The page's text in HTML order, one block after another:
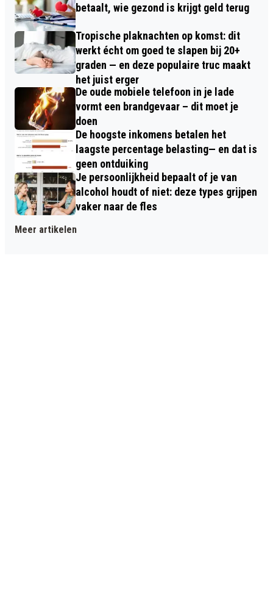
betaalt, wie gezond is krijgt geld terug
Tropische plaknachten op komst: dit
werkt écht om goed te slapen bij 20+
graden — en deze populaire truc maakt
het juist erger
De oude mobiele telefoon in je lade
vormt een brandgevaar – dit moet je
doen
De hoogste inkomens betalen het
laagste percentage belasting— en dat is
geen ontduiking
Je persoonlijkheid bepaalt of je van
alcohol houdt of niet: deze types grijpen
vaker naar de fles
Meer artikelen